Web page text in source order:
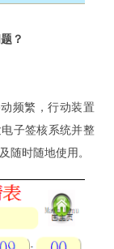
？
频繁，行动装置
子签核系统并整
随时随地使用 。